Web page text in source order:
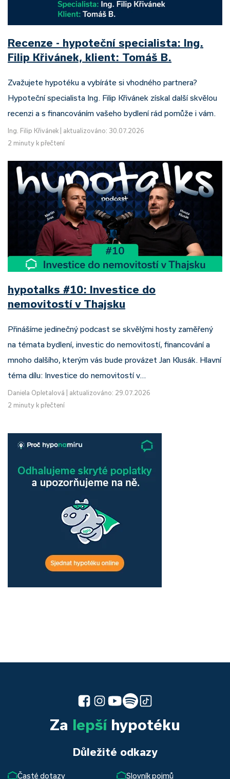
Recenze - hypoteční specialista: Ing.
Filip Křivánek, klient: Tomáš B.
Zvažujete hypotéku a vybíráte si vhodného partnera?
Hypoteční specialista Ing. Filip Křivánek získal další skvělou
recenzi a s financováním vašeho bydlení rád pomůže i vám.
Ing. Filip Křivánek
aktualizováno: 30.07.2026
2 minuty k přečtení
hypotalks #10: Investice do
nemovitostí v Thajsku
Přinášíme jedinečný podcast se skvělými hosty zaměřený
na témata bydlení, investic do nemovitostí, financování a
mnoho dalšího, kterým vás bude provázet Jan Klusák. Hlavní
téma dílu: Investice do nemovitostí v…
Daniela Opletalová
aktualizováno: 29.07.2026
2 minuty k přečtení
Za lepšíhypotéku
Důležité odkazy
Časté dotazy
Slovník pojmů